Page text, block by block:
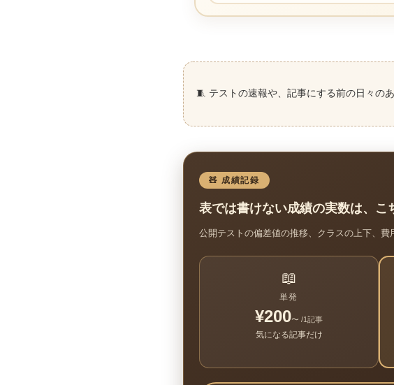
🧵 テストの速報や、記事にする前の日々の
🧸 成績記録
表では書けない成績の実数は、こ
公開テストの偏差値の推移、クラスの上下、
📖
単発
¥200〜 /1記事
気になる記事だけ